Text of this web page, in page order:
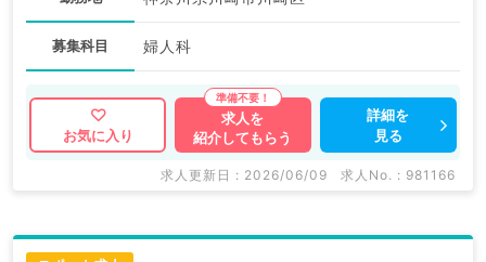
募集科目 婦人科
お気に入り
求人を
紹介してもらう
詳細を
見る
求人更新日 : 2026/06/09 求人No. : 981166